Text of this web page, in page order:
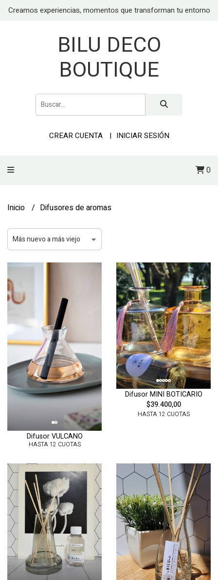
Creamos experiencias, momentos que transforman tu entorno
BILU DECO
BOUTIQUE
CREAR CUENTA INICIAR SESIÓN
0
Inicio Difusores de aromas
Difusor VULCANO
HASTA 12 CUOTAS
Difusor MINI BOTICARIO
$39.400,00
HASTA 12 CUOTAS